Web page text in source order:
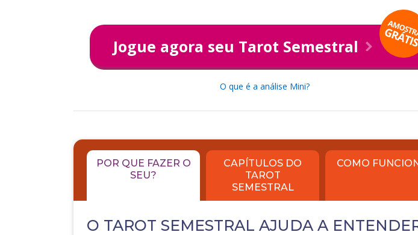
Jogue agora seu Tarot Semestral
O que é a análise Mini?
POR QUE FAZER O
SEU?
CAPÍTULOS DO
TAROT
SEMESTRAL
COMO
O TAROT SEMESTRAL AJUDA A